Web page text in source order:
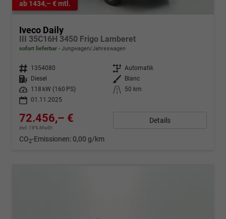
ab 1434,– € mtl.
Iveco Daily
III 35C16H 3450 Frigo Lamberet
sofort lieferbar Jungwagen/Jahreswagen
Fahrzeugnr. 1354080 Getriebe Automatik
Kraftstoff
Diesel Außenfarbe
Blanc
Leistung
118 kW (160 PS) Kilometerstand
50 km
01.11.2025
72.456,– €
incl. 19% MwSt.
Details
CO2-Emissionen: 0,00 g/km